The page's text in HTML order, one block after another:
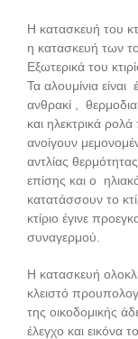
Η κατασκευή του
η κατασκευή των
Εξωτερικά του
Τα αλουμίνια
ανθρακί ,
και ηλεκτρικά
ανοίγουν
αντλίας
επίσης και ο
κατατάσσουν το
κτίριο έγινε
συναγερμού.
Η κατασκευή
κλειστό
της οικοδομικής
έλεγχο και εικόνα